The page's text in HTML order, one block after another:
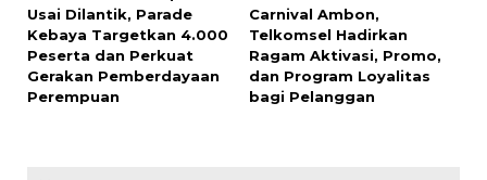
Usai Dilantik, Parade
Kebaya Targetkan 4.000
Peserta dan Perkuat
Gerakan Pemberdayaan
Perempuan
Carnival Ambon,
Telkomsel Hadirkan
Ragam Aktivasi, Promo,
dan Program Loyalitas
bagi Pelanggan